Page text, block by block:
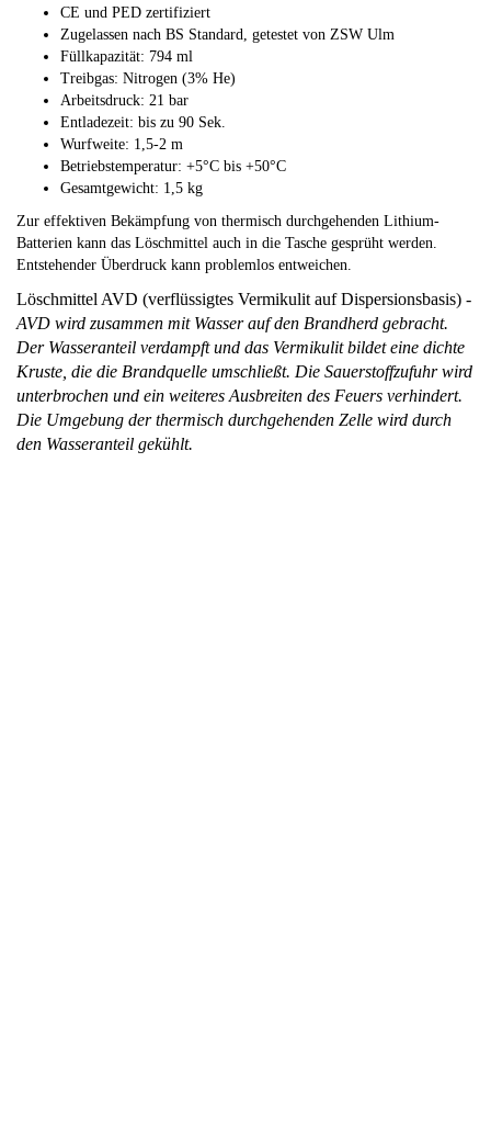
CE und PED zertifiziert
Zugelassen nach BS Standard, getestet von ZSW Ulm
Füllkapazität: 794 ml
Treibgas: Nitrogen (3% He)
Arbeitsdruck: 21 bar
Entladezeit: bis zu 90 Sek.
Wurfweite: 1,5-2 m
Betriebstemperatur: +5°C bis +50°C
Gesamtgewicht: 1,5 kg
Zur effektiven Bekämpfung von thermisch durchgehenden Lithium-
Batterien kann das Löschmittel auch in die Tasche gesprüht werden.
Entstehender Überdruck kann problemlos entweichen.
Löschmittel AVD (verflüssigtes Vermikulit auf Dispersionsbasis) -
AVD wird zusammen mit Wasserauf den Brandherd gebracht.
Der Wasseranteil verdampft und das Vermikulit bildet eine dichte
Kruste, die die Brandquelle umschließt. Die Sauerstoffzufuhr wird
unterbrochen und ein weiteres Ausbreiten des Feuers verhindert.
Die Umgebung der thermisch durchgehenden Zelle wird durch
den Wasseranteil gekühlt.